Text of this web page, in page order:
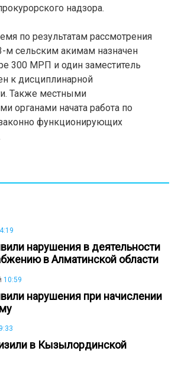
надзора.
по результатам рассмотрения
м сельским акимам назначен
300 МРП и один заместитель
к дисциплинарной
Также местными
органами начата работа по
функционирующих
нарушения в деятельности
в Алматинской области
10:59
нарушения при начислении
в Кызылординской